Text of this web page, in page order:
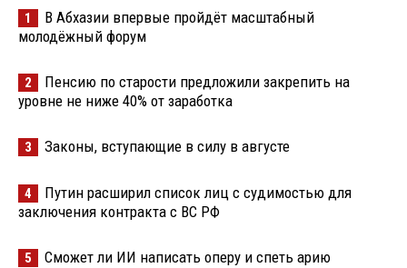
1
В Абхазии впервые пройдёт масштабный
молодёжный форум
2
Пенсию по старости предложили закрепить на
уровне не ниже 40% от заработка
3 Законы, вступающие в силу в августе
4
Путин расширил список лиц с судимостью для
заключения контракта с ВС РФ
5 Сможет ли ИИ написать оперу и спеть арию